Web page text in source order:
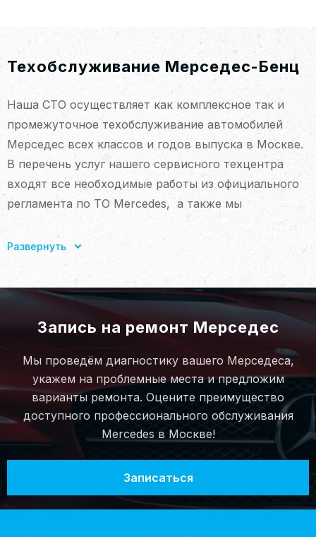
Техобслуживание Мерседес-Бенц
Наша СТО осуществляет как комплексное так и
промежуточное техобслуживание автомобилей
Мерседес всех классов и годов выпуска в Москве.
В перечень услуг нашего сервисного техцентра
входят все необходимые работы из официального
регламента по ТО Mercedes, а также мы
авто, уход за лакокрасочным покрытием,
техобслуживание, или сделать только замену
масла в ДВС и всех фильтров.
Мы предлагаем несколько вариантов расходных
материалов — оригинальные запчасти либо их
контрактные аналоги. Независимо от сложности
работ, мы сделаем обслуживание вашего
Мерседеса высококачественно и на высоком
профессиональном уровне. На все виды
выполненных работ нами предоставляется
гарантия — 1 год.
Развернуть
Запись на ремонт Мерседес
Мы проведём диагностику вашего Мерседеса,
укажем на проблемные места и предложим
варианты ремонта. Оцените преимущество
доступного профессионального обслуживания
Mercedes в Москве!
Записаться